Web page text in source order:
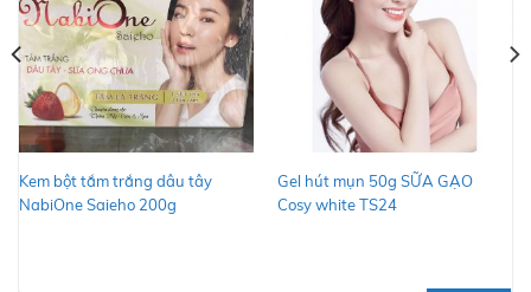
Kem bột tắm trắng dâu tây
NabiOne Saieho 200g
Gel hút mụn 50g SỮA GẠO
Cosy white TS24